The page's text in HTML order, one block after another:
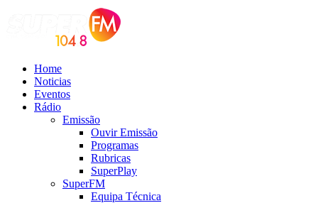
Home
Noticias
Eventos
Rádio
Emissão
Ouvir Emissão
Programas
Rubricas
SuperPlay
SuperFM
Equipa Técnica